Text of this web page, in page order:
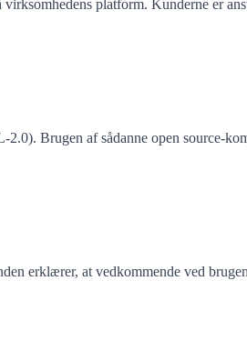
platform. Kunderne er
2.0). Brugen af sådanne open source-
erklærer, at vedkommende ved